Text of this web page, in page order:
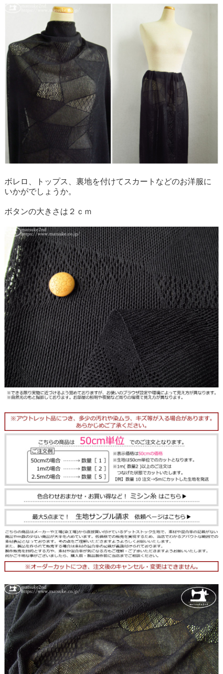
ボレロ、トップス、裏地を付けてスカートなどのお洋服に
いかがでしょうか。
ボタンの大きさは２ｃｍ